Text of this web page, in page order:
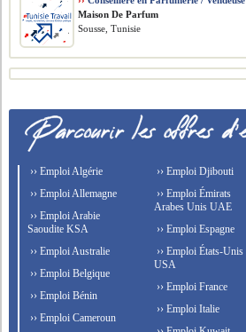
Maison De Parfum
Sousse, Tunisie
›› Emploi Algérie
›› Emploi Allemagne
›› Emploi Arabie
Saoudite KSA
›› Emploi Australie
›› Emploi Belgique
›› Emploi Bénin
›› Emploi Cameroun
›› Emploi Djibouti
›› Emploi Émirats
Arabes Unis UAE
›› Emploi Espagne
›› Emploi États-Unis
USA
›› Emploi France
›› Emploi Italie